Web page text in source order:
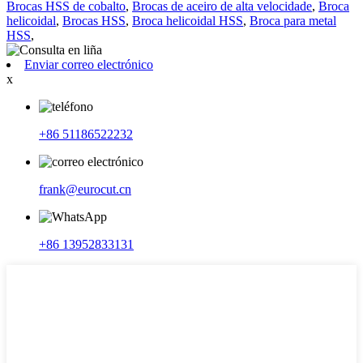
Brocas HSS de cobalto, Brocas de aceiro de alta velocidade, Broca
helicoidal, Brocas HSS, Broca helicoidal HSS, Broca para metal
HSS,
Enviar correo electrónico
x
+86 51186522232
frank@eurocut.cn
+86 13952833131